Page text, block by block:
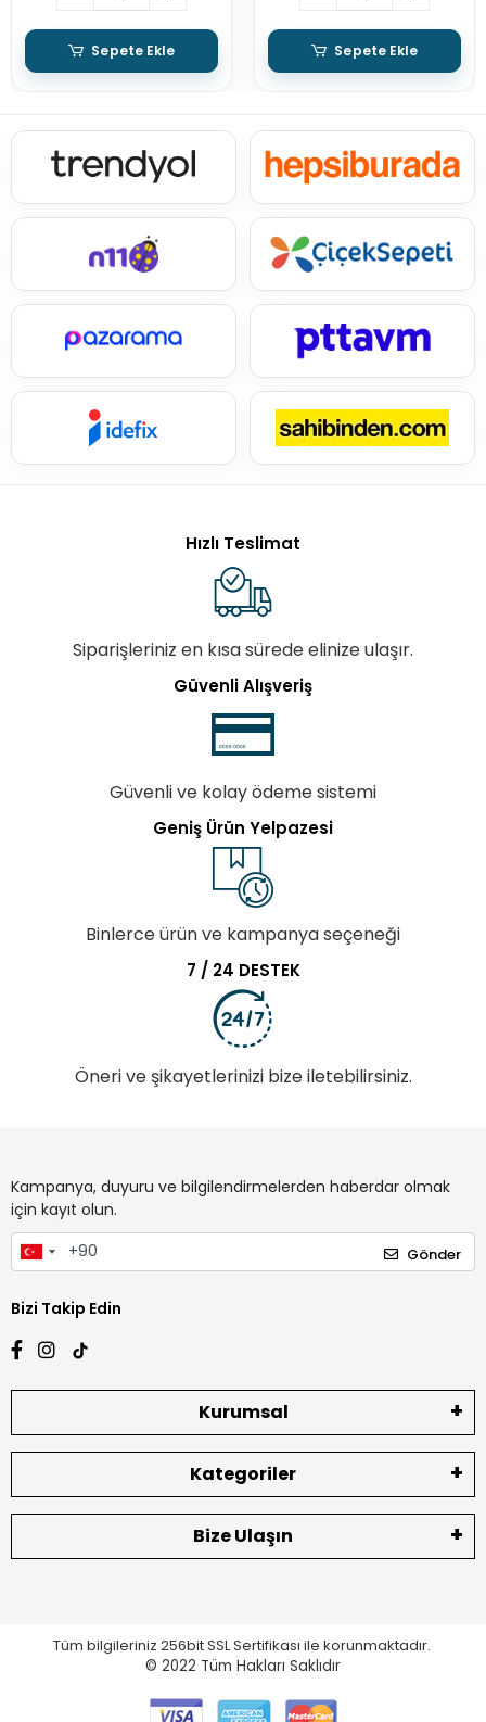
Sepete Ekle Sepete Ekle
Hızlı Teslimat
Siparişleriniz en kısa sürede elinize ulaşır.
Güvenli Alışveriş
Güvenli ve kolay ödeme sistemi
Geniş Ürün Yelpazesi
Binlerce ürün ve kampanya seçeneği
7 / 24 DESTEK
Öneri ve şikayetlerinizi bize iletebilirsiniz.
Kampanya, duyuru ve bilgilendirmelerden haberdar olmak
için kayıt olun.
Gönder
Bizi Takip Edin
Kurumsal
Kategoriler
Bize Ulaşın
Tüm bilgileriniz 256bit SSL Sertifikası ile korunmaktadır.
© 2022 Tüm Hakları Saklıdır